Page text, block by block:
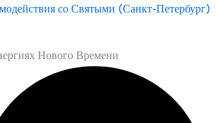
со Святыми (Санкт-Петербург)
Нового Времени